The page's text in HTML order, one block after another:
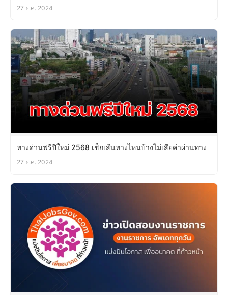
27 ธ.ค. 2024
ทางด่วนฟรีปีใหม่ 2568 เช็กเส้นทางไหนบ้างไม่เสียค่าผ่านทาง
27 ธ.ค. 2024